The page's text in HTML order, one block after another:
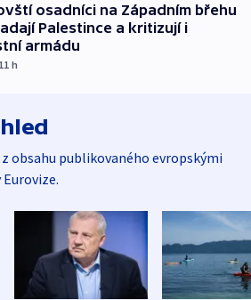
osadníci na Západním břehu
Palestince a kritizují i
armádu
h
z obsahu publikovaného evropskými